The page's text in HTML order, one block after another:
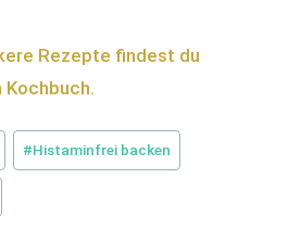
Rezepte findest du
Kochbuch.
#Histaminfrei backen